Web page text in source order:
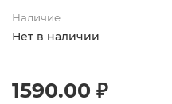
Наличие
Нет в наличии
1590.00 ₽